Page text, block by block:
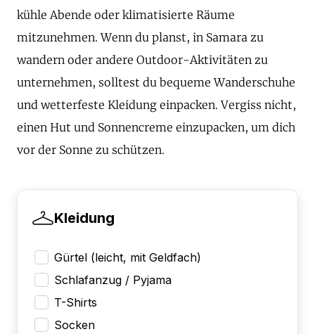
kühle Abende oder klimatisierte Räume
mitzunehmen. Wenn du planst, in Samara zu
wandern oder andere Outdoor-Aktivitäten zu
unternehmen, solltest du bequeme Wanderschuhe
und wetterfeste Kleidung einpacken. Vergiss nicht,
einen Hut und Sonnencreme einzupacken, um dich
vor der Sonne zu schützen.
Kleidung
Gürtel (leicht, mit Geldfach)
Schlafanzug / Pyjama
T-Shirts
Socken